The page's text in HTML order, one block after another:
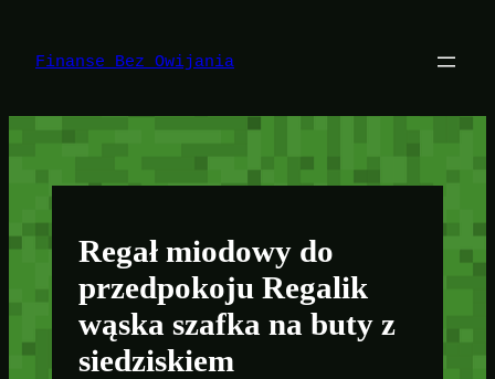
treści
Finanse Bez Owijania
Regał miodowy do
przedpokoju Regalik
wąska szafka na buty z
siedziskiem